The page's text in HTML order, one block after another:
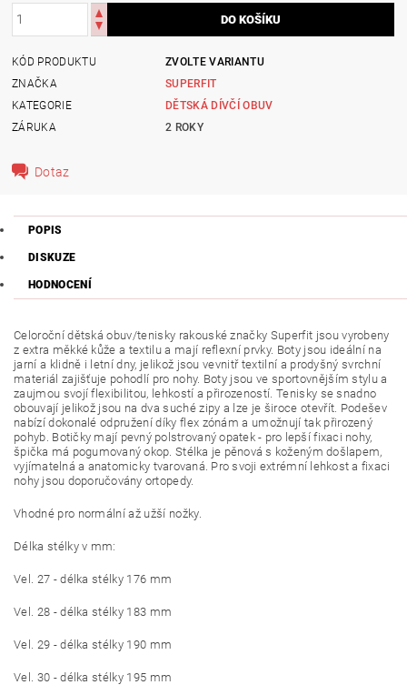
KÓD PRODUKTU
ZVOLTE VARIANTU
ZNAČKA
SUPERFIT
KATEGORIE
DĚTSKÁ DÍVČÍ OBUV
ZÁRUKA
2 ROKY
Dotaz
POPIS
DISKUZE
HODNOCENÍ
Celoroční dětská obuv/tenisky rakouské značky Superfit jsou vyrobeny
z extra měkké kůže a textilu a mají reflexní prvky. Boty jsou ideální na
jarní a klidně i letní dny, jelikož jsou vevnitř textilní a prodyšný svrchní
materiál zajišťuje pohodlí pro nohy. Boty jsou ve sportovnějším stylu a
zaujmou svojí flexibilitou, lehkostí a přirozeností. Tenisky se snadno
obouvají jelikož jsou na dva suché zipy a lze je široce otevřít. Podešev
nabízí dokonalé odpružení díky flex zónám a umožnují tak přirozený
pohyb. Botičky mají pevný polstrovaný opatek - pro lepší fixaci nohy,
špička má pogumovaný okop. Stélka je pěnová s koženým došlapem,
vyjímatelná a anatomicky tvarovaná. Pro svoji extrémní lehkost a fixaci
nohy jsou doporučovány ortopedy.
Vhodné pro normální až užší nožky.
Délka stélky v mm:
Vel. 27 - délka stélky 176 mm
Vel. 28 - délka stélky 183 mm
Vel. 29 - délka stélky 190 mm
Vel. 30 - délka stélky 195 mm